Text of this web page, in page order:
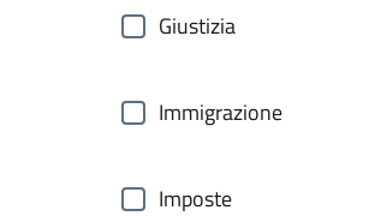
Giustizia
Immigrazione
Imposte